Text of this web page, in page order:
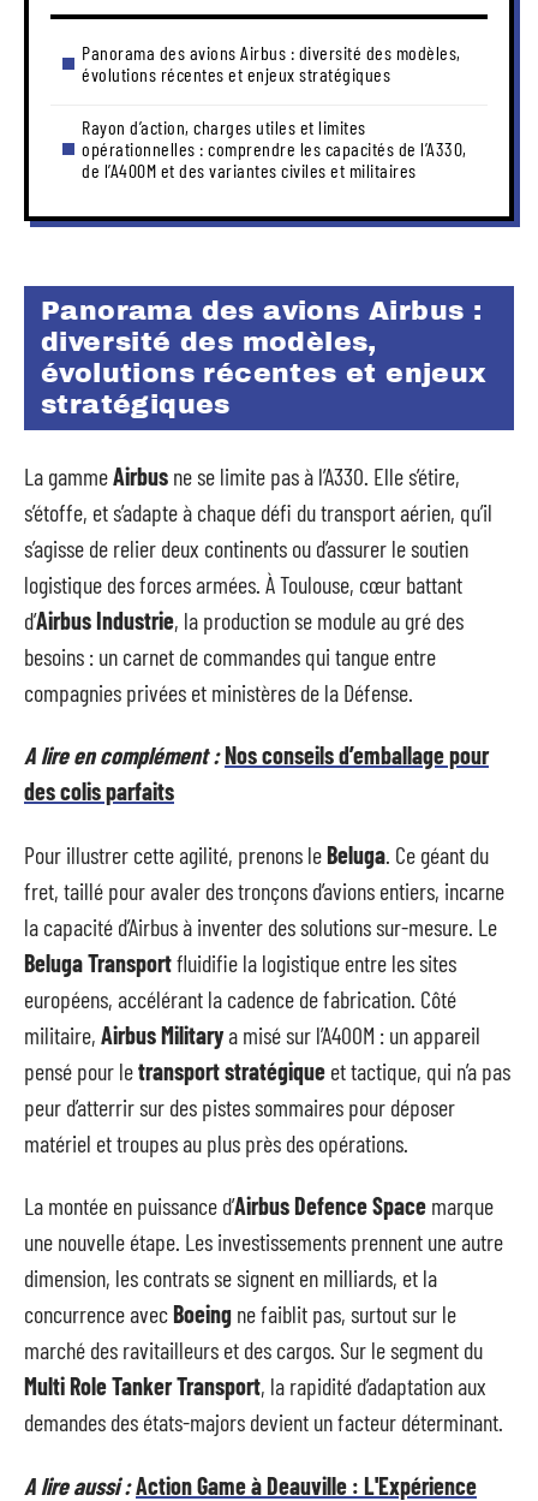
Panorama des avions Airbus : diversité des modèles,
évolutions récentes et enjeux stratégiques
Rayon d’action, charges utiles et limites
opérationnelles : comprendre les capacités de l’A330,
de l’A400M et des variantes civiles et militaires
Panorama des avions Airbus :
diversité des modèles,
évolutions récentes et enjeux
stratégiques
La gammeAirbus ne se limite pas à l’A330. Elle s’étire,
s’étoffe, et s’adapte à chaque défi du transport aérien, qu’il
s’agisse de relier deux continents ou d’assurer le soutien
logistique des forces armées. À Toulouse, cœur battant
d’Airbus Industrie, la production se module au gré des
besoins : un carnet de commandes qui tangue entre
compagnies privées et ministères de la Défense.
A lire en complément :Nos conseils d’emballage pour
des colis parfaits
Pour illustrer cette agilité, prenons leBeluga . Ce géant du
fret, taillé pour avaler des tronçons d’avions entiers, incarne
la capacité d’Airbus à inventer des solutions sur-mesure. Le
Beluga Transportfluidifie la logistique entre les sites
européens, accélérant la cadence de fabrication. Côté
militaire, Airbus Militarya misé sur l’A400M : un appareil
pensé pour letransport stratégique et tactique, qui n’a pas
peur d’atterrir sur des pistes sommaires pour déposer
matériel et troupes au plus près des opérations.
La montée en puissance d’Airbus Defence Space marque
une nouvelle étape. Les investissements prennent une autre
dimension, les contrats se signent en milliards, et la
concurrence avecBoeing ne faiblit pas, surtout sur le
marché des ravitailleurs et des cargos. Sur le segment du
Multi Role Tanker Transport, la rapidité d’adaptation aux
demandes des états-majors devient un facteur déterminant.
A lire aussi :Action Game à Deauville : L'Expérience